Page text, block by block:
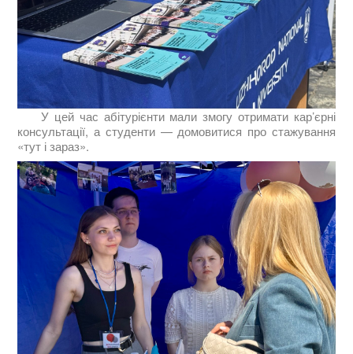
У цей час абітурієнти мали змогу отримати кар’єрні
консультації, а студенти — домовитися про стажування
«тут і зараз».